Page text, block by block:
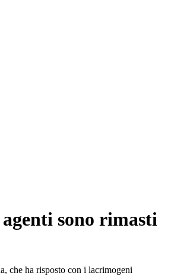
sono rimasti
che ha risposto con i lacrimogeni